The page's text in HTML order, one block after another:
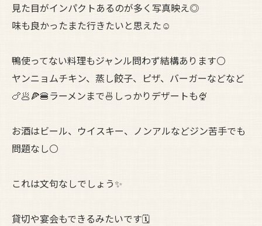
見た目がインパクトあるのが多く写真映え◎
味も良かったまた行きたいと思えた☺️
鴨使ってない料理もジャンル問わず結構あります⚪️
ヤンニョムチキン、蒸し餃子、ピザ、バーガーなどなど
🍗🥟🍕🍔ラーメンまで🍜しっかりデザートも🍨
お酒はビール、ウイスキー、ノンアルなどジン苦手でも
問題なし⚪️
これは文句なしでしょう✨
貸切や宴会もできるみたいです🗓️